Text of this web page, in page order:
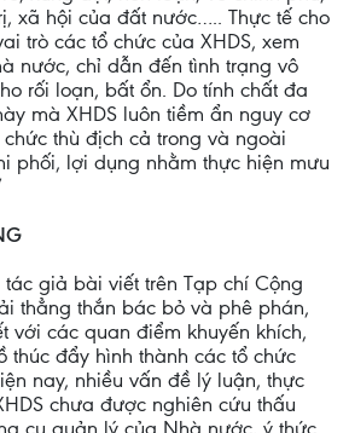
xã hội của đất nước….. Thực tế cho
trò các tổ chức của XHDS, xem
nước, chỉ dẫn đến tình trạng vô
rối loạn, bất ổn. Do tính chất đa
mà XHDS luôn tiềm ẩn nguy cơ
thù địch cả trong và ngoài
phối, lợi dụng nhằm thực hiện mưu
giả bài viết trên Tạp chí Cộng
thẳng thắn bác bỏ và phê phán,
với các quan điểm khuyến khích,
thúc đẩy hình thành các tổ chức
nay, nhiều vấn đề lý luận, thực
chưa được nghiên cứu thấu
cụ quản lý của Nhà nước, ý thức